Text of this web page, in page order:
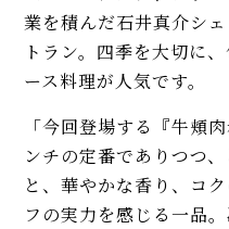
業を積んだ石井真介シ
トラン。四季を大切に
ース料理が人気です。
「今回登場する『牛頬
ンチの定番でありつつ
と、華やかな香り、コ
フの実力を感じる一品